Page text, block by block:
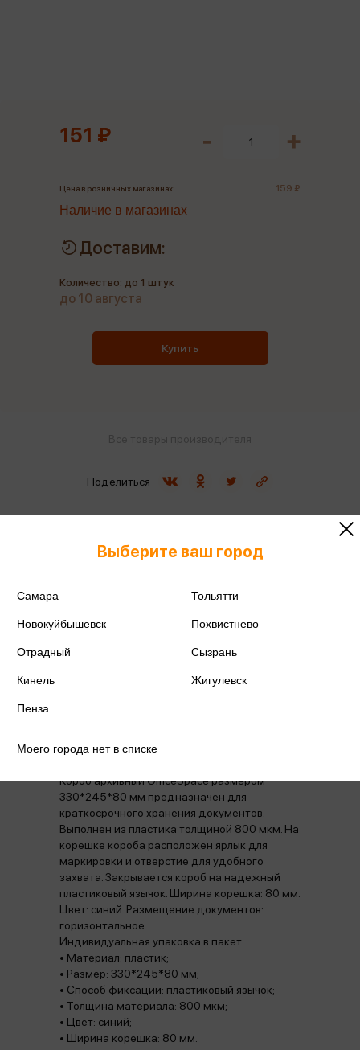
151 ₽
Цена в розничных магазинах: 159 ₽
Наличие в магазинах
Доставим:
Количество: до 1 штук
до 10 августа
Купить
Поделиться
Короб архивный OfficeSpace размером
330*245*80 мм предназначен для
краткосрочного хранения документов.
Выполнен из пластика толщиной 800 мкм. На
корешке короба расположен ярлык для
маркировки и отверстие для удобного
захвата. Закрывается короб на надежный
пластиковый язычок. Ширина корешка: 80 мм.
Цвет: синий. Размещение документов:
горизонтальное.
Индивидуальная упаковка в пакет.
• Материал: пластик;
• Размер: 330*245*80 мм;
• Способ фиксации: пластиковый язычок;
• Толщина материала: 800 мкм;
• Цвет: синий;
• Ширина корешка: 80 мм.
Выберите ваш город
Самара Тольятти
Новокуйбышевск Похвистнево
Отрадный Сызрань
Кинель Жигулевск
Пенза
Моего города нет в списке